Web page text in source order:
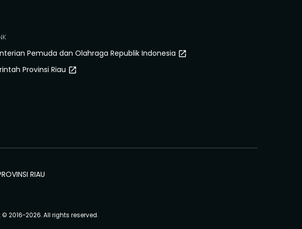
Pemuda dan Olahraga Republik Indonesia open_in_new
Provinsi Riau open_in_new
RIAU
2016-2026. All rights reserved.